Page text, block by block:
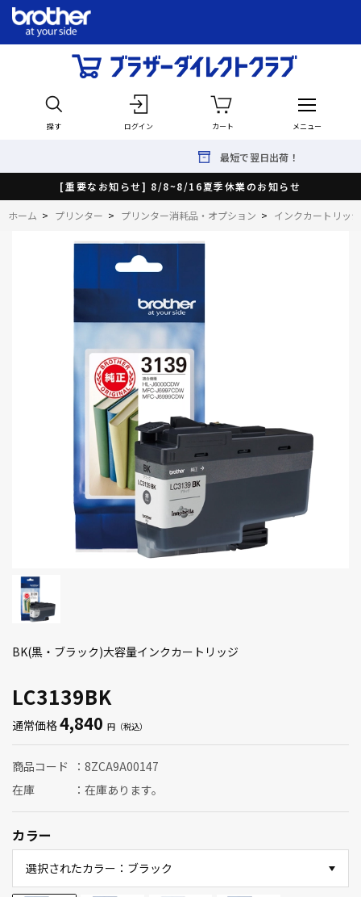
探す ログイン カート メニュー
最短で翌日出荷！
[重要なお知らせ] 8/8~8/16夏季休業のお知らせ
ホーム > プリンター > プリンター消耗品・オプション > インクカートリッジ
LC3139BK
BK(黒・ブラック)大容量インクカートリッジ
通常価格4,840
商品コード
8ZCA9A00147
在庫
在庫あります。
カラー
選択されたカラー：ブラック